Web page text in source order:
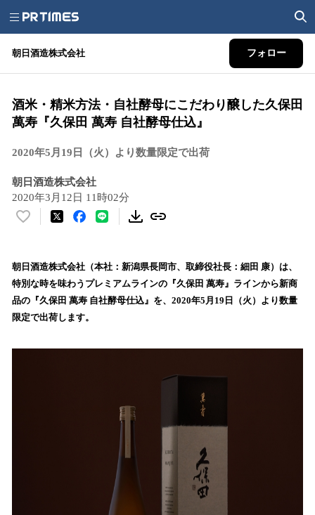
朝日酒造株式会社 フォロー
酒米・精米方法・自社酵母にこだわり醸した久保田
萬寿『久保田 萬寿 自社酵母仕込』
2020年5月19日（火）より数量限定で出荷
朝日酒造株式会社
2020年3月12日 11時02分
い
！
数
を
読
朝日酒造株式会社（本社：新潟県長岡市、取締役社長：細田 康）は、
特別な時を味わうプレミアムラインの『久保田 萬寿』ラインから新商
品の『久保田 萬寿 自社酵母仕込』を、2020年5月19日（火）より数量
限定で出荷します。